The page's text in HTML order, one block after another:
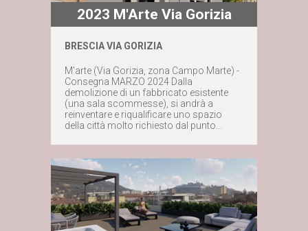
Maggiori dettagli
Contattaci subito
2023 M'Arte Via Gorizia
BRESCIA VIA GORIZIA
M'arte (Via Gorizia, zona Campo Marte) -
Consegna MARZO 2024 Dalla
demolizione di un fabbricato esistente
(una sala scommesse), si andrà a
reinventare e riqualificare uno spazio
della città molto richiesto dal punto...